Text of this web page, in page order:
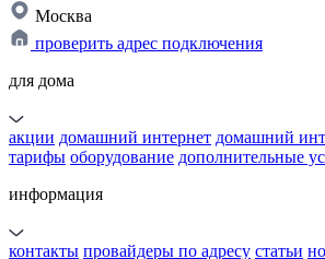
Москва
проверить адрес подключения
для дома
акции домашний интернет домашний
тарифы оборудование дополнительные
информация
контакты провайдеры по адресу статьи